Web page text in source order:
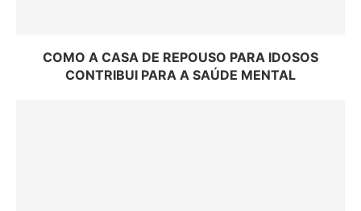
COMO A CASA DE REPOUSO PARA IDOSOS
CONTRIBUI PARA A SAÚDE MENTAL